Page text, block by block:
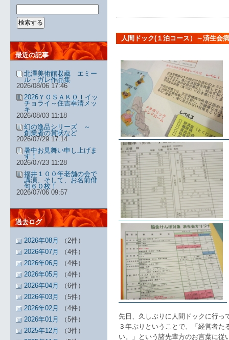
人間ドック(１泊コース）～済生会
先日、久しぶりに人間ドックに行っ
３年ぶりということで、「経営者
い。」という諸先輩方のお言葉に従
最近の記事
北澤美術館収蔵 エミー
ル・ガレ作品集
2026/08/06 17:46
2026ＹＯＳＡＫＯＩイッ
チョライ～住吉幸清メッ
キ
2026/08/03 11:18
幻の逸品シリーズ ～
創業者の賞状など
2026/07/29 17:14
暑中お見舞い申し上げま
す！
2026/07/23 11:28
福井１００年老舗の会で
講演、そして、お名前俳
句６０枚！
2026/07/06 09:57
過去ログ
2026年08月
（2件）
2026年07月
（4件）
2026年06月
（4件）
2026年05月
（4件）
2026年04月
（6件）
2026年03月
（5件）
2026年02月
（4件）
2026年01月
（5件）
2025年12月
（3件）